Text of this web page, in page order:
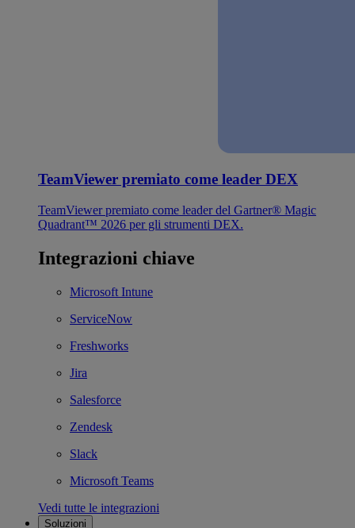
TeamViewer premiato come leader DEX
TeamViewer premiato come leader del Gartner® Magic
Quadrant™ 2026 per gli strumenti DEX.
Integrazioni chiave
Microsoft Intune
ServiceNow
Freshworks
Jira
Salesforce
Zendesk
Slack
Microsoft Teams
Vedi tutte le integrazioni
Soluzioni